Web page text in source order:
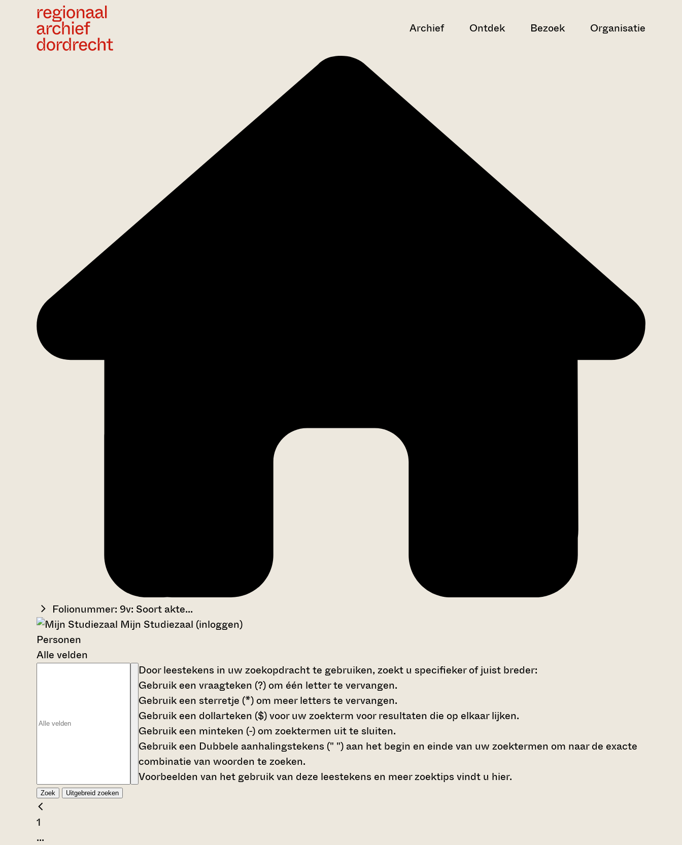
Archief Ontdek Bezoek Organisatie
Folionummer: 9v: Soort akte...
Mijn Studiezaal (inloggen)
Personen
Alle velden
Door leestekens in uw zoekopdracht te gebruiken, zoekt u specifieker of juist breder:
Gebruik een vraagteken (?) om één letter te vervangen.
Gebruik een sterretje (*) om meer letters te vervangen.
Gebruik een dollarteken ($)voor uw zoekterm voor resultaten die op elkaar lijken.
Gebruik een minteken (-) om zoektermen uit te sluiten.
Gebruik een Dubbele aanhalingstekens (" ") aan het begin en einde van uw zoektermen om naar de exacte
combinatie van woorden te zoeken.
Voorbeelden van het gebruik van deze leestekens en meer zoektips vindt u hier.
Zoek Uitgebreid zoeken
1
...